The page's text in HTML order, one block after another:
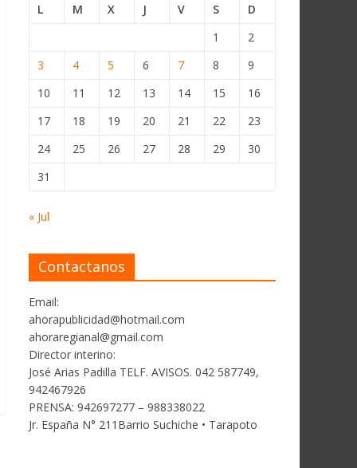
L
M X J V S
D
1
2
3
4 5 6 7 8
9
10
11 12 13 14 15
16
17
18 19 20 21 22
23
24
25 26 27 28 29
30
31
« Jul
Contactanos
Email:
ahorapublicidad@hotmail.com
ahoraregianal@gmail.com
Director interino:
José Arias Padilla TELF. AVISOS. 042 587749,
942467926
PRENSA: 942697277 – 988338022
Jr. España N° 211Barrio Suchiche • Tarapoto